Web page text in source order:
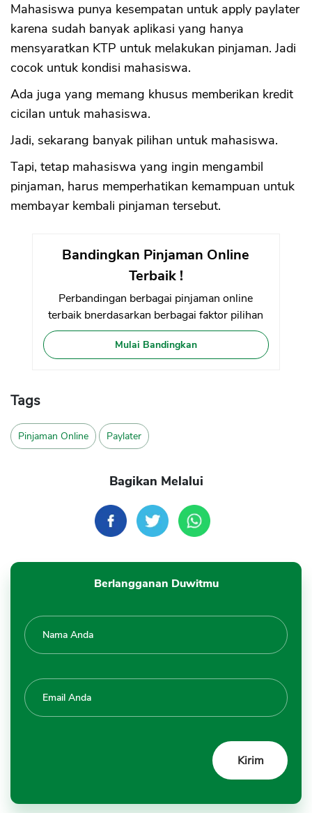
Mahasiswa punya kesempatan untuk apply paylater
karena sudah banyak aplikasi yang hanya
mensyaratkan KTP untuk melakukan pinjaman. Jadi
cocok untuk kondisi mahasiswa.
Ada juga yang memang khusus memberikan kredit
cicilan untuk mahasiswa.
Jadi, sekarang banyak pilihan untuk mahasiswa.
Tapi, tetap mahasiswa yang ingin mengambil
pinjaman, harus memperhatikan kemampuan untuk
membayar kembali pinjaman tersebut.
Bandingkan Pinjaman Online
Terbaik !
Perbandingan berbagai pinjaman online
terbaik bnerdasarkan berbagai faktor pilihan
Mulai Bandingkan
Tags
Pinjaman Online Paylater
Bagikan Melalui
Berlangganan Duwitmu